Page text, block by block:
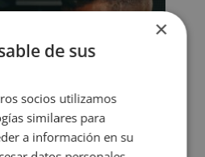
380,00€.
×
de sus
socios utilizamos
similares para
a información en su